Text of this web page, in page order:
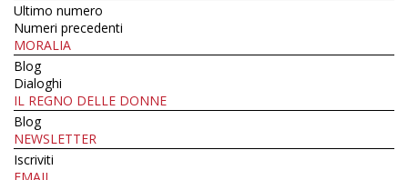
Ultimo numero
Numeri precedenti
MORALIA
Blog
Dialoghi
IL REGNO DELLE DONNE
Blog
NEWSLETTER
Iscriviti